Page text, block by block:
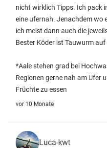
nicht wirklich Tipps. Ich pack
eine ufernah. Jenachdem wo
ich meist dann auch die
Bester Köder ist Tauwurm
*Aale stehen grad bei
Regionen gerne nah am Ufer
Früchte zu essen
vor 10 Monate
Luca-kwt